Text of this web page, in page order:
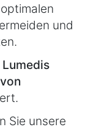
und
Lumedis
Sie unsere